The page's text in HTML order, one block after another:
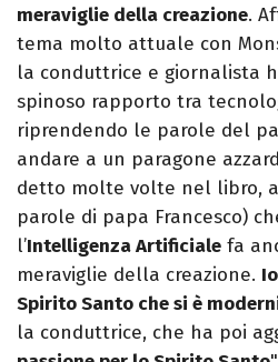
meraviglie della creazione.
tema molto attuale con
la conduttrice e giornalista
spinoso rapporto tra
riprendendo le parole del
andare a un paragone
detto molte volte nel libro,
parole di papa Francesco)
l’Intelligenza Artificiale fa
meraviglie della creazione.
Spirito Santo che si è
la conduttrice, che ha poi